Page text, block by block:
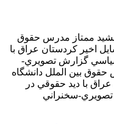
ممتاز مدرس حقوق
اخير كردستان عراق با
گزارش تصويري-
بين الملل دانشگاه
با ديد حقوقي در
سخنراني